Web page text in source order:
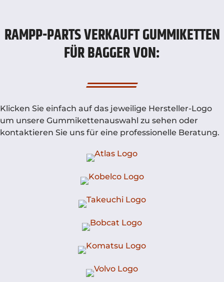
RAMPP-PARTS VERKAUFT GUMMIKETTEN
FÜR BAGGER VON:
Klicken Sie einfach auf das jeweilige Hersteller-Logo
um unsere Gummikettenauswahl zu sehen oder
kontaktieren Sie uns für eine professionelle Beratung.